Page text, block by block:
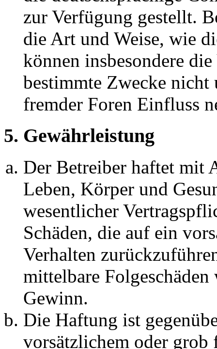
zur Verfügung gestellt.
die Art und Weise, wie
können insbesondere
bestimmte Zwecke nicht
fremder Foren Einfluss
5. Gewährleistung
Der Betreiber haftet mit
Leben, Körper und
wesentlicher
Schäden, die auf ein
Verhalten
mittelbare Folgeschäden
Gewinn.
Die Haftung ist
vorsätzlichem oder grob